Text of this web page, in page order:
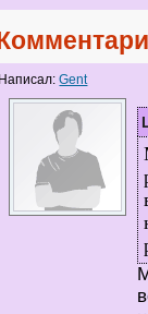
Написал:Gent